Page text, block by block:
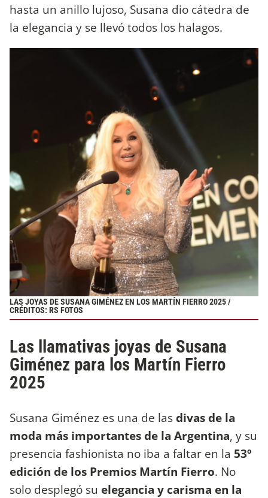
hasta un anillo lujoso, Susana dio cátedra de
la elegancia y se llevó todos los halagos.
LAS JOYAS DE SUSANA GIMÉNEZ EN LOS MARTÍN FIERRO 2025 /
CRÉDITOS: RS FOTOS
Las llamativas joyas de Susana
Giménez para los Martín Fierro
2025
Susana Giménez es una de lasdivas de la
moda más importantes de la Argentina, y su
presencia fashionista no iba a faltar en la 53º
edición de los Premios Martín Fierro. No
solo desplegó su elegancia y carisma en la